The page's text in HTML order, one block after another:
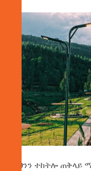
ይህንን ተከትሎ